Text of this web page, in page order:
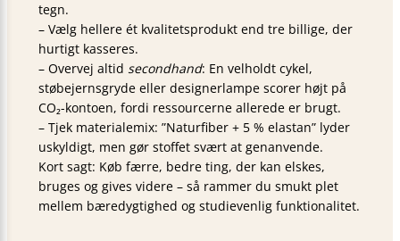
tegn.
– Vælg hellere ét kvalitetsprodukt end tre billige, der
hurtigt kasseres.
– Overvej altid secondhand: En velholdt cykel,
støbejernsgryde eller designerlampe scorer højt på
CO₂-kontoen, fordi ressourcerne allerede er brugt.
– Tjek materialemix: ”Naturfiber + 5 % elastan” lyder
uskyldigt, men gør stoffet svært at genanvende.
Kort sagt: Køb færre, bedre ting, der kan elskes,
bruges og gives videre – så rammer du smukt plet
mellem bæredygtighed og studievenlig funktionalitet.